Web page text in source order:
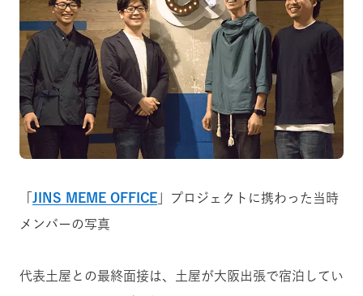
JINS MEME OFFICE 」プロジェクトに携わった当時
メンバーの写真
代表土屋との最終面接は、土屋が大阪出張で宿泊してい